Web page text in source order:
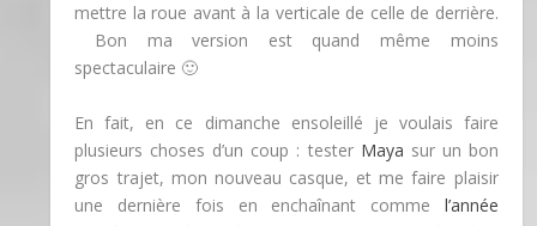
mettre la roue avant à la verticale de celle de derrière.
Bon ma version est quand même moins
spectaculaire 🙂
En fait, en ce dimanche ensoleillé je voulais faire
plusieurs choses d’un coup : tester Maya sur un bon
gros trajet, mon nouveau casque, et me faire plaisir
une dernière fois en enchaînant comme l’année